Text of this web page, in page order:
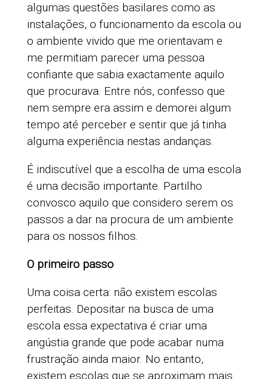
algumas questões basilares como as
instalações, o funcionamento da escola ou
o ambiente vivido que me orientavam e
me permitiam parecer uma pessoa
confiante que sabia exactamente aquilo
que procurava. Entre nós, confesso que
nem sempre era assim e demorei algum
tempo até perceber e sentir que já tinha
alguma experiência nestas andanças.
É indiscutível que a escolha de uma escola
é uma decisão importante. Partilho
convosco aquilo que considero serem os
passos a dar na procura de um ambiente
para os nossos filhos.
O primeiro passo
Uma coisa certa: não existem escolas
perfeitas. Depositar na busca de uma
escola essa expectativa é criar uma
angústia grande que pode acabar numa
frustração ainda maior. No entanto,
existem escolas que se aproximam mais